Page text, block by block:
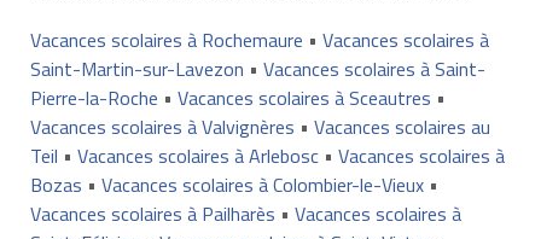
Vacances scolaires à Rochemaure • Vacances scolaires à
Saint-Martin-sur-Lavezon • Vacances scolaires à Saint-
Pierre-la-Roche • Vacances scolaires à Sceautres •
Vacances scolaires à Valvignères • Vacances scolaires au
Teil • Vacances scolaires à Arlebosc• Vacances scolaires à
Bozas • Vacances scolaires à Colombier-le-Vieux•
Vacances scolaires à Pailharès • Vacances scolaires à